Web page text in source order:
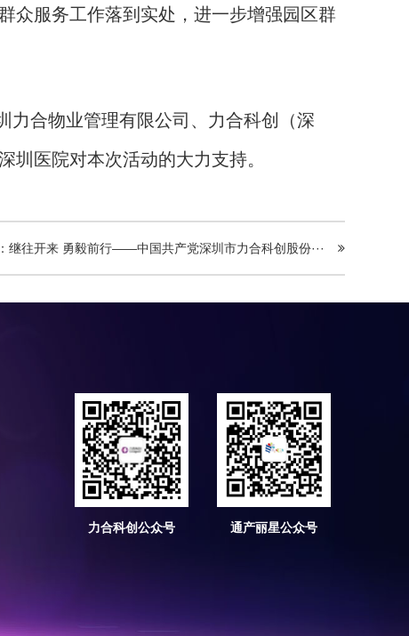
众服务工作落到实处，进一步增强园区群
合物业管理有限公司、力合科创（深
圳医院对本次活动的大力支持。
继往开来 勇毅前行——中国共产党深圳市力合科创股份···
通产丽星公众号
力合科创公众号